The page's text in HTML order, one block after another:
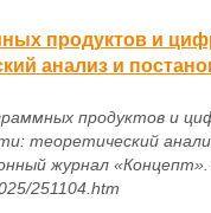
продуктов и
анализ и
продуктов и
теоретический
журнал
251104.htm